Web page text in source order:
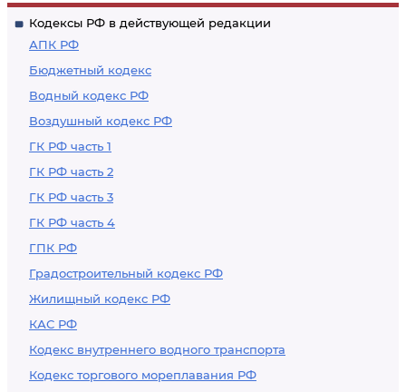
Кодексы РФ в действующей редакции
АПК РФ
Бюджетный кодекс
Водный кодекс РФ
Воздушный кодекс РФ
ГК РФ часть 1
ГК РФ часть 2
ГК РФ часть 3
ГК РФ часть 4
ГПК РФ
Градостроительный кодекс РФ
Жилищный кодекс РФ
КАС РФ
Кодекс внутреннего водного транспорта
Кодекс торгового мореплавания РФ